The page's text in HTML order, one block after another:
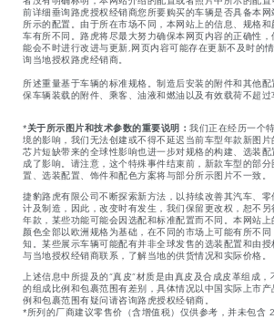
前详细垂询路虎授权经销商您所要购买的车辆是否具备本
所示的配置。由于所在市场不同，本网站上的信息、规格
车有所不同。路虎将尽最大努力确保本网页内容的正确性
能会不时进行改进与更新,网页内容可能存在更新不及时的
询当地授权路虎经销商。
所述重量基于车辆的标准规格。制造后安装的附件和其他
保车辆装载的附件、乘客、油液和燃油以及有效载荷不超过
*关于所示图片和技术参数的重要说明： 我们正在经历一个
境的影响，我们无法创建或不得不延迟当前车型年款新图
芯片短缺带来的全球性影响也进一步对规格的构建、选装
成了影响。请注意，这个特殊事件结束前，新款车型的部
置、选装配置、饰件和配色方案将与部分所示图片不一致。
捷豹路虎有限公司不断探索新方法，以持续改善其汽车、
计及制造，因此，改变时有发生，我们保留更改权，恕不
年款，某些功能可能会因选配和标准配置而不同。本网站
颜色全部以欧洲规格为基础，在不同的市场上可能有所不
知。某些展示车辆可能配有并非全球发售的选装配置和由
与当地授权经销商联系，了解当地的供货情况和实际价格。
上述信息中所提及的“真皮”材质是由真皮及合成皮革组成
的组成比例和包裹范围有差别，具体情况以中国实际上市
例和包裹范围有疑问请咨询路虎授权经销商。
*所列的厂商建议零售价（含增值税）仅供参考，并未包